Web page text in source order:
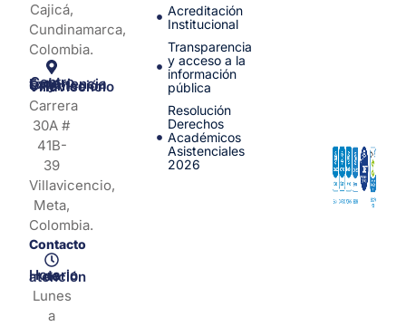
Cajicá,
Cundinamarca,
Colombia.
Centro de Experiencia y Orientación Villavicencio
Carrera
30A #
41B-
39
Villavicencio,
Meta,
Colombia.
Contacto
Horario de atención
Lunes
a
Acreditación
Institucional
Transparencia
y acceso a la
información
pública
Resolución
Derechos
Académicos
Asistenciales
2026